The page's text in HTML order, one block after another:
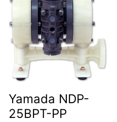
Yamada NDP-
25BPT-PP